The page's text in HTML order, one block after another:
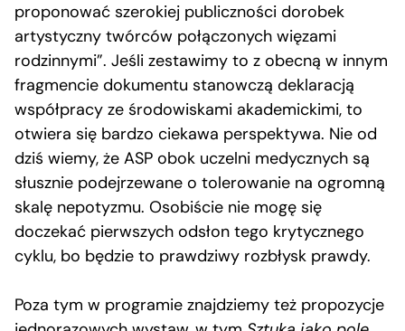
proponować szerokiej publiczności dorobek
artystyczny twórców połączonych więzami
rodzinnymi”. Jeśli zestawimy to z obecną w innym
fragmencie dokumentu stanowczą deklaracją
współpracy ze środowiskami akademickimi, to
otwiera się bardzo ciekawa perspektywa. Nie od
dziś wiemy, że ASP obok uczelni medycznych są
słusznie podejrzewane o tolerowanie na ogromną
skalę nepotyzmu. Osobiście nie mogę się
doczekać pierwszych odsłon tego krytycznego
cyklu, bo będzie to prawdziwy rozbłysk prawdy.
Poza tym w programie znajdziemy też propozycje